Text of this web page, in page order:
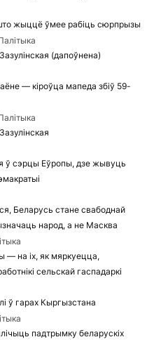
жыццё ўмее рабіць сюрпрызы
(дапоўнена)
— кіроўца мапеда збіў 59-
ў сэрцы Еўропы, дзе жывуць
Беларусь стане свабоднай
народ, а не Масква
— на іх, як мяркуецца,
сельскай гаспадаркі
ў гарах Кыргызстана
падтрымку беларускіх